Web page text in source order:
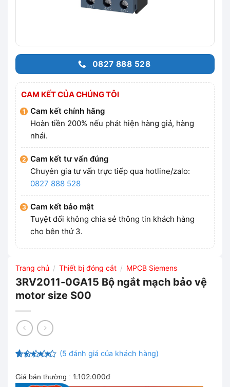
0827 888 528
CAM KẾT CỦA CHÚNG TÔI
Cam kết chính hãng
Hoàn tiền 200% nếu phát hiện hàng giả, hàng
nhái.
Cam kết tư vấn đúng
Chuyên gia tư vấn trực tiếp qua hotline/zalo:
0827 888 528
Cam kết bảo mật
Tuyệt đối không chia sẻ thông tin khách hàng
cho bên thứ 3.
Trang chủ / Thiết bị đóng cắt / MPCB Siemens
3RV2011-0GA15 Bộ ngắt mạch bảo vệ
motor size S00
dựa trên
đánh giá
(5 đánh giá của khách hàng)
Giá bán thường : 1.102.000đ